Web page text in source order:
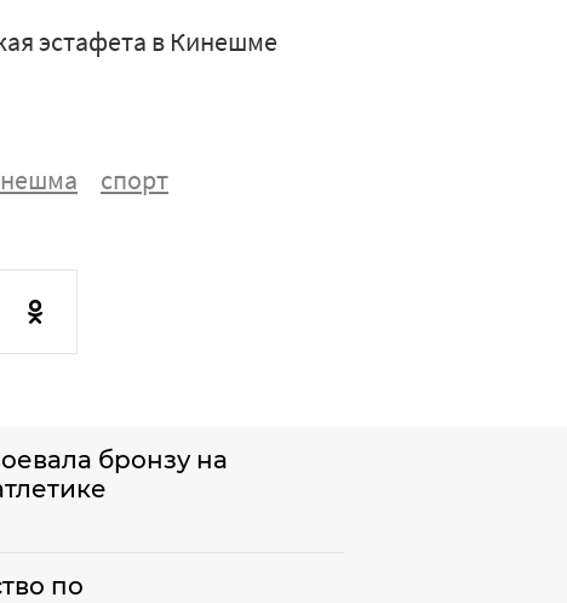
эстафета в Кинешме
спорт
бронзу на
по